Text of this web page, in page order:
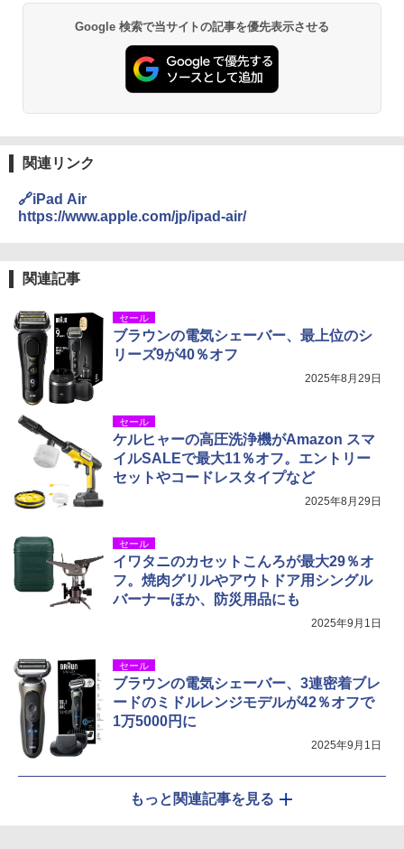
Google 検索で当サイトの記事を優先表示させる
関連リンク
🔗iPad Air
https://www.apple.com/jp/ipad-air/
関連記事
セール
ブラウンの電気シェーバー、最上位のシ
リーズ9が40％オフ
2025年8月29日
セール
ケルヒャーの高圧洗浄機がAmazon スマ
イルSALEで最大11％オフ。エントリー
セットやコードレスタイプなど
2025年8月29日
セール
イワタニのカセットこんろが最大29％オ
フ。焼肉グリルやアウトドア用シングル
バーナーほか、防災用品にも
2025年9月1日
セール
ブラウンの電気シェーバー、3連密着ブレ
ードのミドルレンジモデルが42％オフで
1万5000円に
2025年9月1日
もっと関連記事を見る